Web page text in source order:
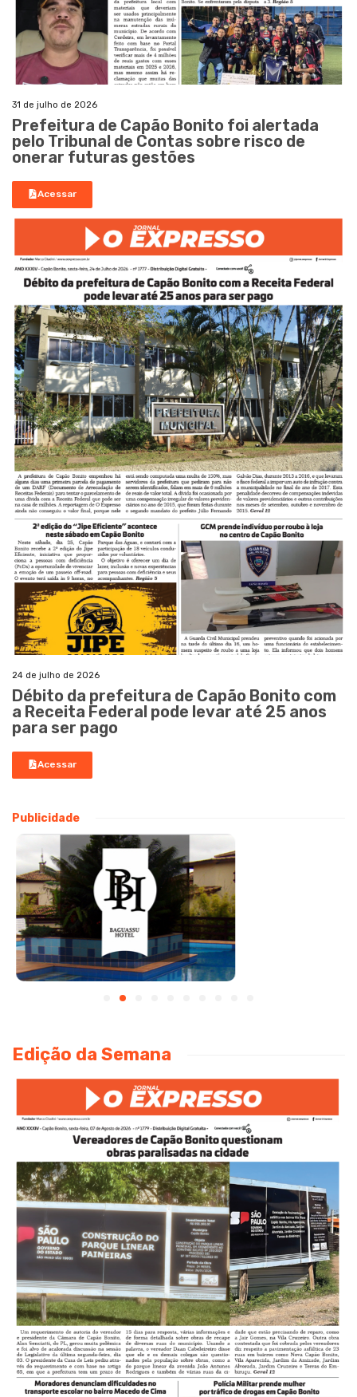
31 de julho de 2026
Prefeitura de Capão Bonito foi alertada
pelo Tribunal de Contas sobre risco de
onerar futuras gestões
Acessar
24 de julho de 2026
Débito da prefeitura de Capão Bonito com
a Receita Federal pode levar até 25 anos
para ser pago
Acessar
Publicidade
Edição da Semana